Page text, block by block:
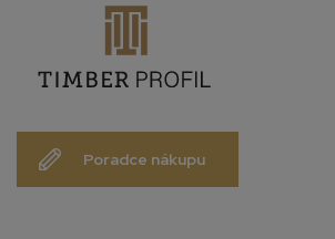
Poradce nákupu